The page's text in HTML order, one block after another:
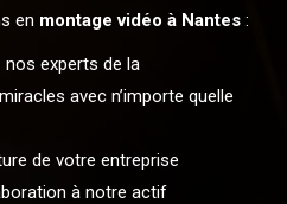
en montage vidéo à Nantes :
nos experts de la
avec n’importe quelle
de votre entreprise
à notre actif